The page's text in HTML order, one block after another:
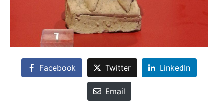
Facebook Twitter LinkedIn
Email